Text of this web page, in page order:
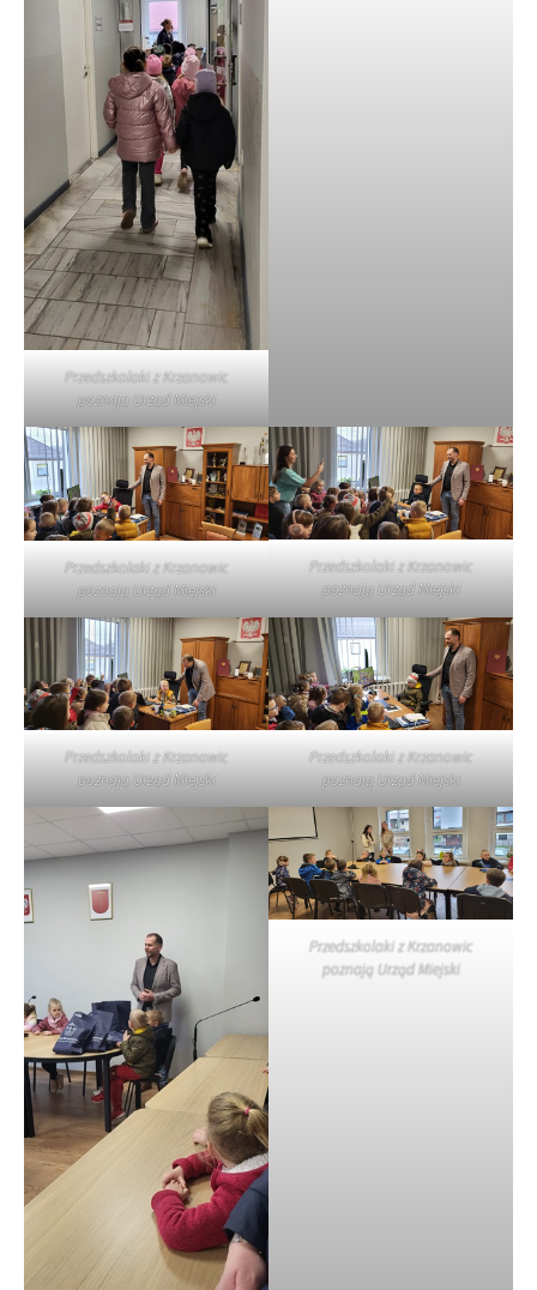
Przedszkolaki z Krzanowic
poznają Urząd Miejski
Przedszkolaki z Krzanowic
poznają Urząd Miejski
Przedszkolaki z Krzanowic
poznają Urząd Miejski
Przedszkolaki z Krzanowic
poznają Urząd Miejski
Przedszkolaki z Krzanowic
poznają Urząd Miejski
Przedszkolaki z Krzanowic
poznają Urząd Miejski